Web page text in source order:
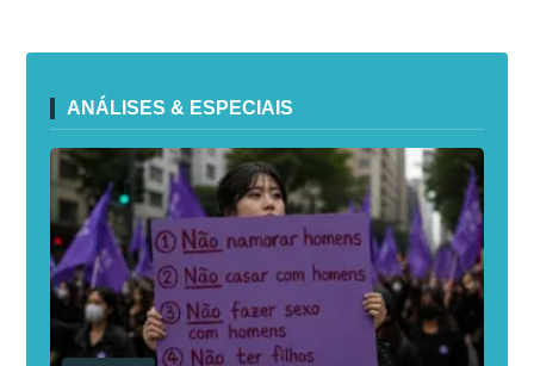
ANÁLISES & ESPECIAIS